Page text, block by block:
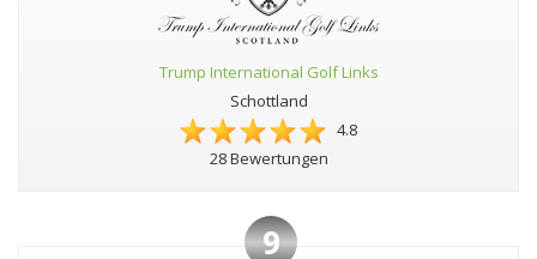
Trump International Golf Links
Schottland
4.8
28 Bewertungen
9